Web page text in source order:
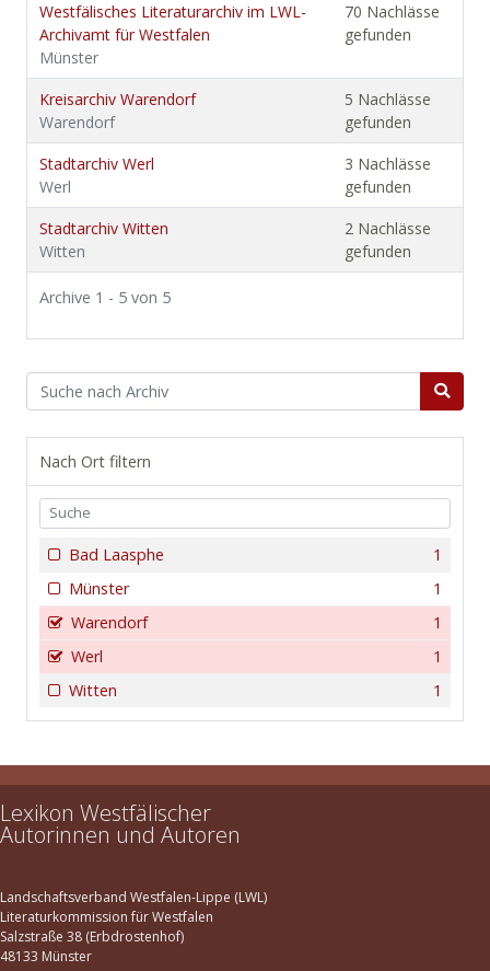
Westfälisches Literaturarchiv im LWL-
Archivamt für Westfalen
Münster
70 Nachlässe
gefunden
Kreisarchiv Warendorf
Warendorf
5 Nachlässe
gefunden
Stadtarchiv Werl
Werl
3 Nachlässe
gefunden
Stadtarchiv Witten
Witten
2 Nachlässe
gefunden
Archive 1 - 5 von 5
Nach Ort filtern
1
Bad Laasphe
1
Münster
1
Warendorf
1
Werl
1
Witten
Lexikon Westfälischer
Autorinnen und Autoren
Landschaftsverband Westfalen-Lippe (LWL)
Literaturkommission für Westfalen
Salzstraße 38 (Erbdrostenhof)
48133 Münster